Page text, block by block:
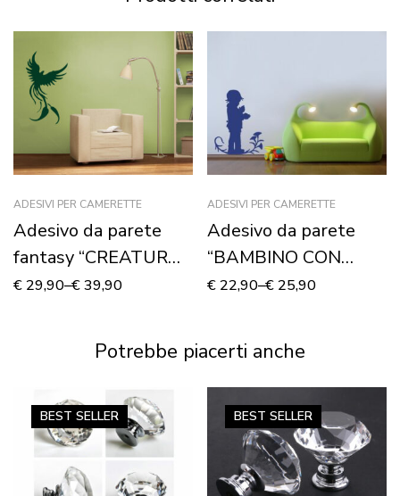
ADESIVI PER CAMERETTE
Adesivo da parete
fantasy “CREATURA
MITICA” – Adesivo
€ 29,90–€39,90
ADESIVI PER CAMERETTE
Adesivo da parete
“BAMBINO CON
FIORI” – Adesivo
€ 22,90–€ 25,90
Potrebbe piacerti anche
BEST SELLER BEST SELLER